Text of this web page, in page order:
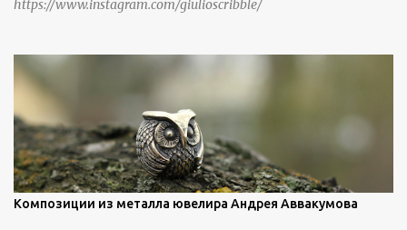
https://www.instagram.com/giulioscribble/
Композиции из металла ювелира Андрея Аввакумова